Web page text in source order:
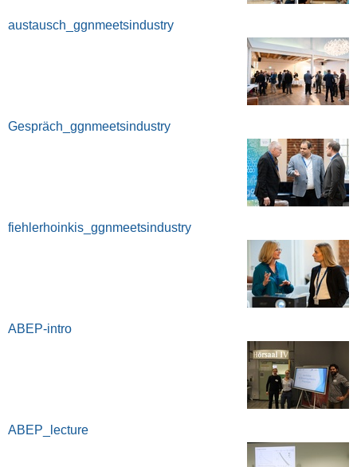
austausch_ggnmeetsindustry
Gespräch_ggnmeetsindustry
fiehlerhoinkis_ggnmeetsindustry
ABEP-intro
ABEP_lecture